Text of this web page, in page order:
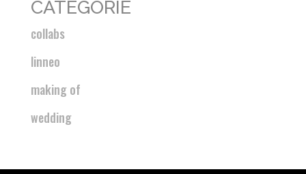
CATEGORIE
collabs
linneo
making of
wedding